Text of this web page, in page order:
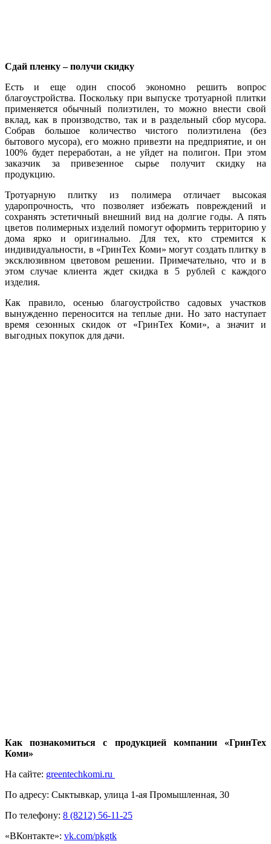
Сдай пленку – получи скидку
Есть и еще один способ экономно решить вопрос
благоустройства. Поскольку при выпуске тротуарной плитки
применяется обычный полиэтилен, то можно внести свой
вклад, как в производство, так и в раздельный сбор мусора.
Собрав большое количество чистого полиэтилена (без
бытового мусора), его можно привезти на предприятие, и он
100% будет переработан, а не уйдет на полигон. При этом
заказчик за привезенное сырье получит скидку на
продукцию.
Тротуарную плитку из полимера отличает высокая
ударопрочность, что позволяет избежать повреждений и
сохранять эстетичный внешний вид на долгие годы. А пять
цветов полимерных изделий помогут оформить территорию у
дома ярко и оригинально. Для тех, кто стремится к
индивидуальности, в «ГринТех Коми» могут создать плитку в
эксклюзивном цветовом решении. Примечательно, что и в
этом случае клиента ждет скидка в 5 рублей с каждого
изделия.
Как правило, осенью благоустройство садовых участков
вынужденно переносится на теплые дни. Но зато наступает
время сезонных скидок от «ГринТех Коми», а значит и
выгодных покупок для дачи.
Как познакомиться с продукцией компании «ГринТех
Коми»
На сайте: greentechkomi.ru
По адресу: Сыктывкар, улица 1-ая Промышленная, 30
По телефону: 8 (8212) 56-11-25
«ВКонтакте»: vk.com/pkgtk